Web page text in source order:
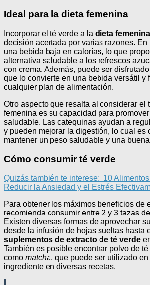
Ideal para la dieta femenina
Incorporar el té verde a la dieta femenina
decisión acertada por varias razones. En
una bebida baja en calorías, lo que
alternativa saludable a los refrescos
con crema. Además, puede ser
que lo convierte en una bebida versátil y
cualquier plan de alimentación.
Otro aspecto que resalta al considerar el
femenina es su capacidad para
saludable. Las catequinas ayudan a
y pueden mejorar la digestión, lo cual es
mantener un peso saludable y una
Cómo consumir té verde
Quizás también te interese: 10
Reducir la Ansiedad y el Estrés
Para obtener los máximos beneficios de
recomienda consumir entre 2 y 3 tazas
Existen diversas formas de aprovechar
desde la infusión de hojas sueltas hasta
suplementos de extracto de té verde
También es posible encontrar polvo de
como matcha, que puede ser utilizado
ingrediente en diversas recetas.